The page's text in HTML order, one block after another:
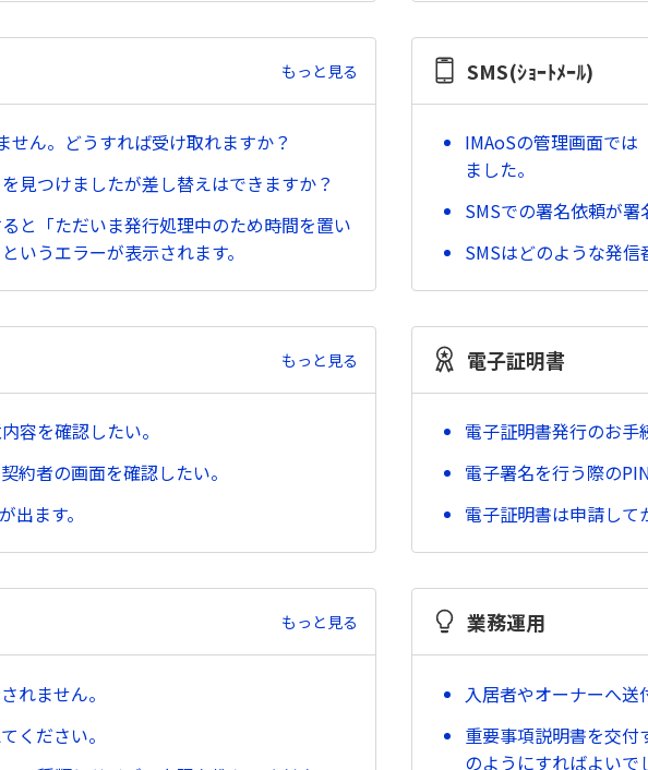
もっと見る
せん。どうすれば受け取れますか？
見つけましたが差し替えはできますか？
と「ただいま発行処理中のため時間を置い
いうエラーが表示されます。
SMS(ｼｮｰﾄﾒｰﾙ)
IMAoSの管理画面では
ました。
SMSでの署名依頼が署
SMSはどのような発信
もっと見る
容を確認したい。
約者の画面を確認したい。
ます。
電子証明書
電子証明書発行のお手
電子署名を行う際の
電子証明書は申請して
もっと見る
れません。
ください。
業務運用
入居者やオーナーへ
重要事項説明書を交
のようにすればよいで